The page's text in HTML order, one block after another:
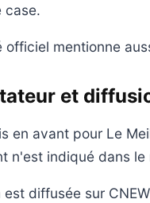
case.
officiel mentionne
et
en avant pour Le
n'est indiqué dans le
est diffusée sur